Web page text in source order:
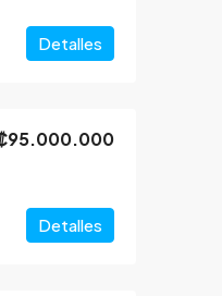
Detalles
Detalles